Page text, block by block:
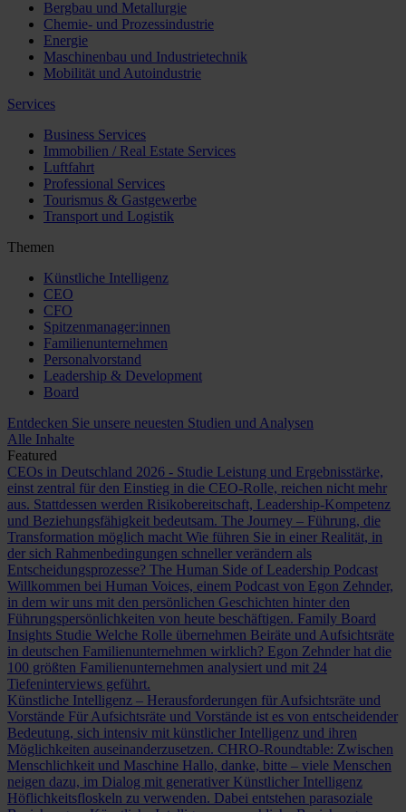
Bergbau und Metallurgie
Chemie- und Prozessindustrie
Energie
Maschinenbau und Industrietechnik
Mobilität und Autoindustrie
Services
Business Services
Immobilien / Real Estate Services
Luftfahrt
Professional Services
Tourismus & Gastgewerbe
Transport und Logistik
Themen
Künstliche Intelligenz
CEO
CFO
Spitzenmanager:innen
Familienunternehmen
Personalvorstand
Leadership & Development
Board
Entdecken Sie unsere neuesten Studien und Analysen
Alle Inhalte
Featured
CEOs in Deutschland 2026 - Studie Leistung und Ergebnisstärke,
einst zentral für den Einstieg in die CEO-Rolle, reichen nicht mehr
aus. Stattdessen werden Risikobereitschaft, Leadership-Kompetenz
und Beziehungsfähigkeit bedeutsam. The Journey – Führung, die
Transformation möglich macht Wie führen Sie in einer Realität, in
der sich Rahmenbedingungen schneller verändern als
Entscheidungsprozesse? The Human Side of Leadership Podcast
Willkommen bei Human Voices, einem Podcast von Egon Zehnder,
in dem wir uns mit den persönlichen Geschichten hinter den
Führungspersönlichkeiten von heute beschäftigen. Family Board
Insights Studie Welche Rolle übernehmen Beiräte und Aufsichtsräte
in deutschen Familienunternehmen wirklich? Egon Zehnder hat die
100 größten Familienunternehmen analysiert und mit 24
Tiefeninterviews geführt.
Künstliche Intelligenz – Herausforderungen für Aufsichtsräte und
Vorstände Für Aufsichtsräte und Vorstände ist es von entscheidender
Bedeutung, sich intensiv mit künstlicher Intelligenz und ihren
Möglichkeiten auseinanderzusetzen. CHRO-Roundtable: Zwischen
Menschlichkeit und Maschine Hallo, danke, bitte – viele Menschen
neigen dazu, im Dialog mit generativer Künstlicher Intelligenz
Höflichkeitsfloskeln zu verwenden. Dabei entstehen parasoziale